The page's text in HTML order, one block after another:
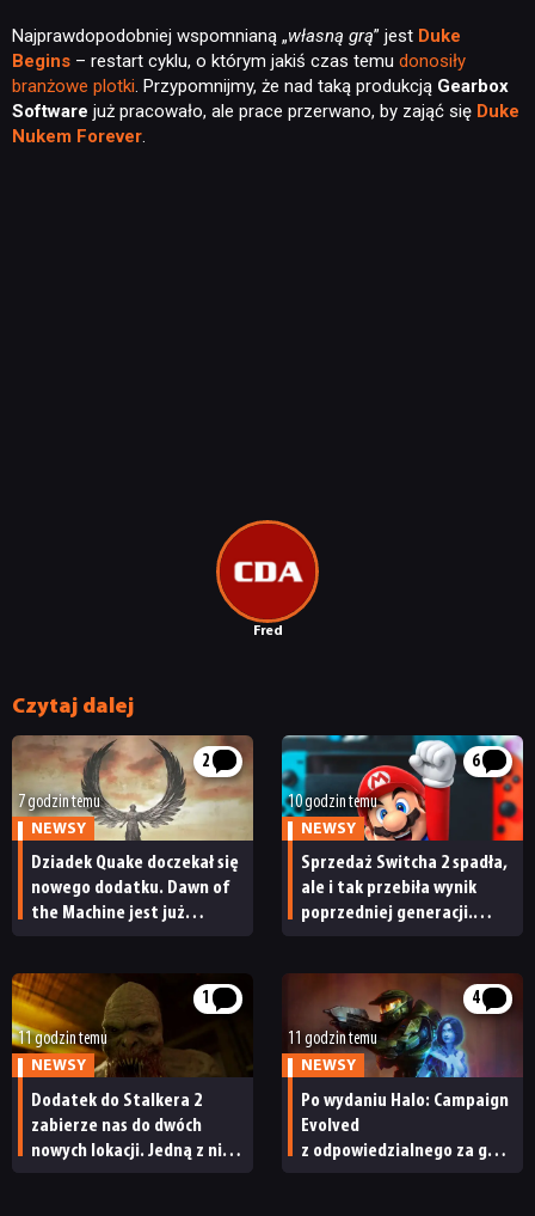
Fred
Najprawdopodobniej wspomnianą „własną grą” jest Duke
Begins – restart cyklu, o którym jakiś czas temu donosiły
branżowe plotki. Przypomnijmy, że nad taką produkcją Gearbox
Software już pracowało, ale prace przerwano, by zająć się Duke
Nukem Forever.
Czytaj dalej
2
7 godzin temu
NEWSY
Dziadek Quake doczekał się
nowego dodatku. Dawn of
the Machine jest już
6
10 godzin temu
NEWSY
Sprzedaż Switcha 2 spadła,
ale i tak przebiła wynik
poprzedniej generacji.
1
11 godzin temu
NEWSY
Dodatek do Stalkera 2
zabierze nas do dwóch
nowych lokacji. Jedną z nich
4
11 godzin temu
NEWSY
Po wydaniu Halo: Campaign
Evolved
z odpowiedzialnego za grę